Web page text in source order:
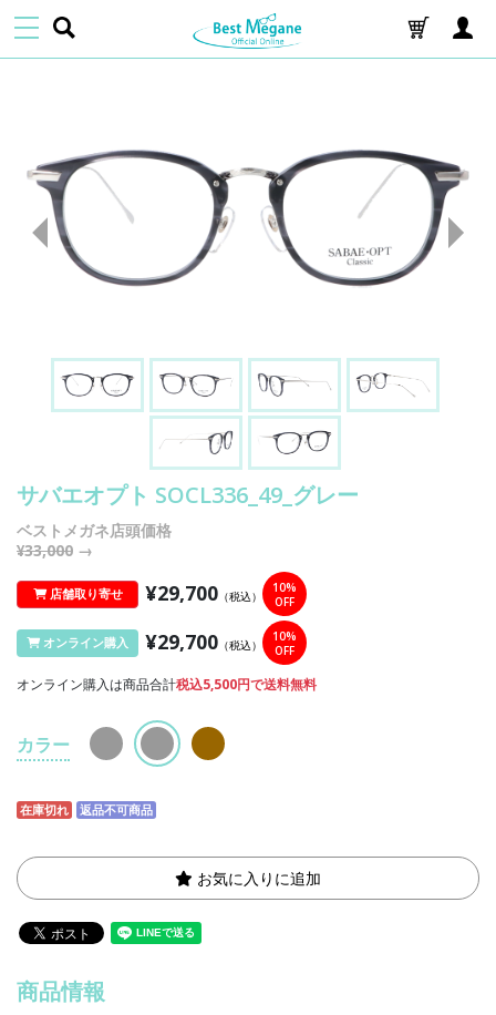
サバエオプト SOCL336_49_グレー
ベストメガネ店頭価格
¥33,000 →
店舗取り寄せ ¥29,700 （税込）
10%
OFF
オンライン購入 ¥29,700 （税込）
10%
OFF
オンライン購入は商品合計税込5,500円で送料無料
カラー
在庫切れ 返品不可商品
お気に入りに追加
商品情報